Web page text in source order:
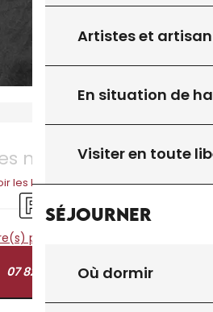
Artistes et
En situation de
Visiter en toute
Séjourner
Où dormir
non définis
les horaires
Parking
prestation(s)
07 82 87 91 ▒▒